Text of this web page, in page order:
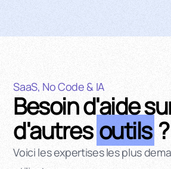
SaaS, No Code & IA
Besoin d'aide
d'autresoutils ?
Voici les expertises les plus